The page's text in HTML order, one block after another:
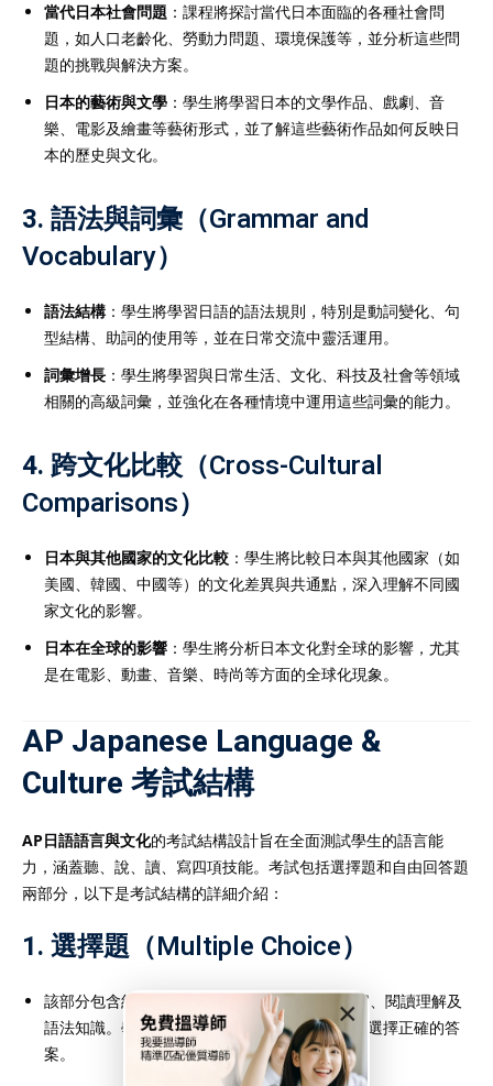
×
當代日本社會問題 ：課程將探討當代日本面臨的各種社會問
題，如人口老齡化、勞動力問題、環境保護等，並分析這些問
題的挑戰與解決方案。
日本的藝術與文學 ：學生將學習日本的文學作品、戲劇、音
樂、電影及繪畫等藝術形式，並了解這些藝術作品如何反映日
本的歷史與文化。
3. 語法與詞彙（Grammar and
Vocabulary）
語法結構：學生將學習日語的語法規則，特別是動詞變化、句
型結構、助詞的使用等，並在日常交流中靈活運用。
詞彙增長 ：學生將學習與日常生活、文化、科技及社會等領域
相關的高級詞彙，並強化在各種情境中運用這些詞彙的能力。
4. 跨文化比較（Cross-Cultural
Comparisons）
日本與其他國家的文化比較 ：學生將比較日本與其他國家（如
美國、韓國、中國等）的文化差異與共通點，深入理解不同國
家文化的影響。
日本在全球的影響 ：學生將分析日本文化對全球的影響，尤其
是在電影、動畫、音樂、時尚等方面的全球化現象。
AP Japanese Language &
Culture 考試結構
AP日語語言與文化的考試結構設計旨在全面測試學生的語言能
力，涵蓋聽、說、讀、寫四項技能。考試包括選擇題和自由回答題
兩部分，以下是考試結構的詳細介紹：
1. 選擇題（Multiple Choice）
該部分包含約
，測試學生的聽力理解、閱讀理解及
語法知識。學生需根據聽到的材料或閱讀的文章選擇正確的答
案。